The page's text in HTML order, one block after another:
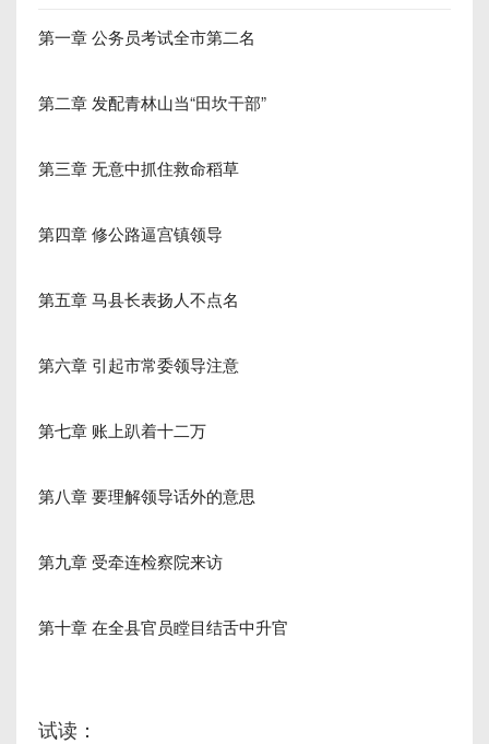
第一章 公务员考试全市第二名
第二章 发配青林山当“田坎干部”
第三章 无意中抓住救命稻草
第四章 修公路逼宫镇领导
第五章 马县长表扬人不点名
第六章 引起市常委领导注意
第七章 账上趴着十二万
第八章 要理解领导话外的意思
第九章 受牵连检察院来访
第十章 在全县官员瞠目结舌中升官
试读：